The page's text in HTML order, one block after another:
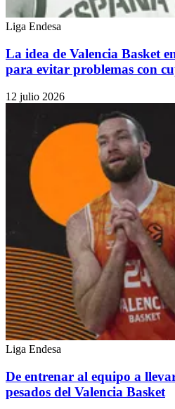
Liga Endesa
La idea de Valencia Basket
para evitar problemas con
12 julio 2026
Liga Endesa
De entrenar al equipo a
pesados del Valencia Basket